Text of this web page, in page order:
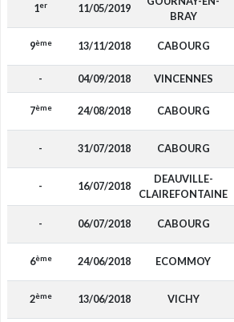
1er 11/05/2019
BRAY
9ème 13/11/2018 CABOURG
- 04/09/2018 VINCENNES
7ème 24/08/2018 CABOURG
- 31/07/2018 CABOURG
- 16/07/2018
DEAUVILLE-
CLAIREFONTAINE
- 06/07/2018 CABOURG
6ème 24/06/2018 ECOMMOY
2ème 13/06/2018 VICHY